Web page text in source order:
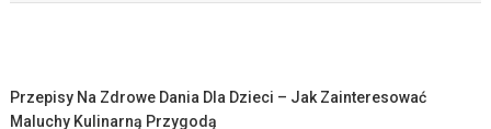
Przepisy Na Zdrowe Dania Dla Dzieci – Jak Zainteresować
Maluchy Kulinarną Przygodą